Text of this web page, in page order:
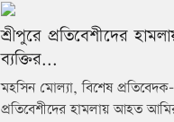
শ্রীপুরে প্রতিবেশীদের
ব্যক্তির...
মহসিন মোল্যা, বিশেষ প্রতিবেদক-
প্রতিবেশীদের হামলায় আহত